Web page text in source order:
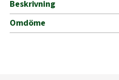
110/50
mängd
Beskrivning
Omdöme